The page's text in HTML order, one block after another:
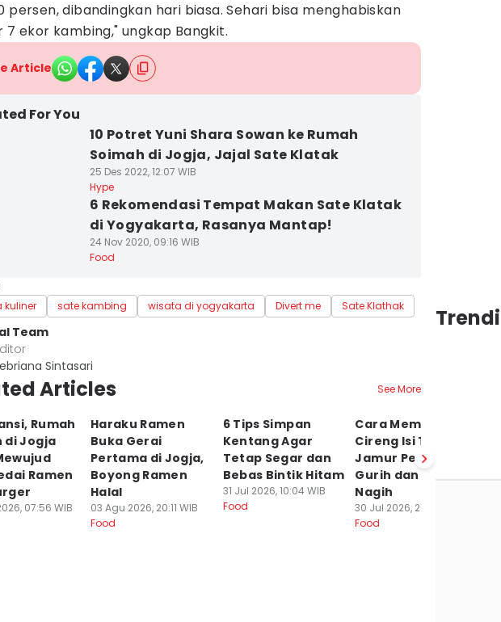
persen, dibandingkan hari biasa. Sehari bisa menghabiskan
7 ekor kambing," ungkap Bangkit.
Article
For You
10 Potret Yuni Shara Sowan ke Rumah
Soimah di Jogja, Jajal Sate Klatak
25 Des 2022, 12:07 WIB
Hype
6 Rekomendasi Tempat Makan Sate Klatak
di Yogyakarta, Rasanya Mantap!
24 Nov 2020, 09:16 WIB
Food
kuliner sate kambing wisata di yogyakarta Divert me Sate Klathak
Team
Sintasari
Articles See More
Rumah
di Jogja
Ramen
07:56 WIB
Haraku Ramen
Buka Gerai
Pertama di Jogja,
Boyong Ramen
Halal
03 Agu 2026, 20:11 WIB
Food
6 Tips Simpan
Kentang Agar
Tetap Segar dan
Bebas Bintik Hitam
31 Jul 2026, 10:04 WIB
Food
Cara Membuat
Cireng Isi Tongkol
Jamur Pedas,
Gurih dan Bikin
Nagih
30 Jul 2026, 21:31 WIB
Food